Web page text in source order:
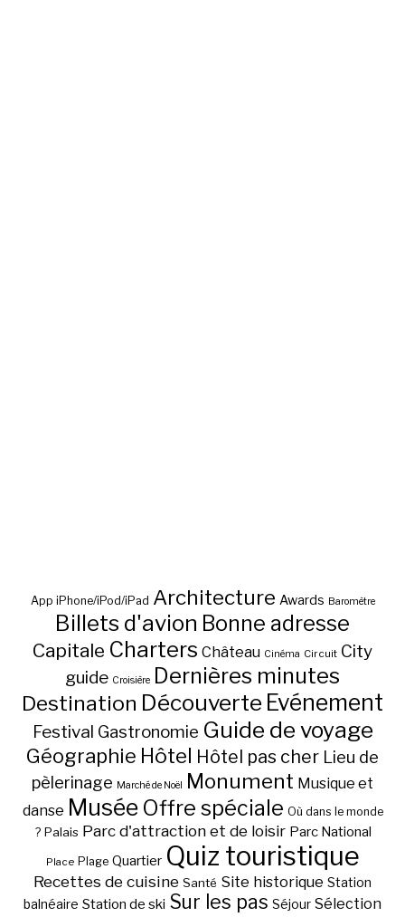
App iPhone/iPod/iPad Architecture Awards Baromètre
Billets d'avion Bonne adresse
Capitale Charters Château Cinéma Circuit City
guide Croisière Dernières minutes
Destination Découverte Evénement
Festival Gastronomie Guide de voyage
Géographie Hôtel Hôtel pas cher Lieu de
pèlerinage Marché de Noël Monument Musique et
danse Musée Offre spéciale Où dans le monde
? Palais Parc d'attraction et de loisir Parc National
Place Plage Quartier Quiz touristique
Recettes de cuisine Santé Site historique Station
balnéaire Station de ski Sur les pas Séjour Sélection